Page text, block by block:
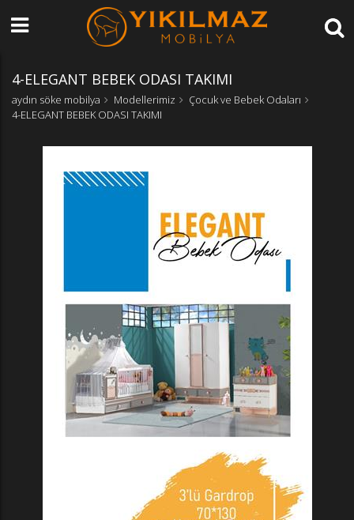
4-ELEGANT BEBEK ODASI TAKIMI
aydın söke mobilya Modellerimiz
Çocuk ve Bebek Odaları
4-ELEGANT BEBEK ODASI TAKIMI